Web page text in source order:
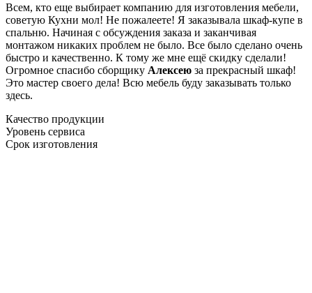
Всем, кто еще выбирает компанию для изготовления мебели,
советую Кухни мол! Не пожалеете! Я заказывала шкаф-купе в
спальню. Начиная с обсуждения заказа и заканчивая
монтажом никаких проблем не было. Все было сделано очень
быстро и качественно. К тому же мне ещё скидку сделали!
Огромное спасибо сборщику Алексею за прекрасный шкаф!
Это мастер своего дела! Всю мебель буду заказывать только
здесь.
Качество продукции
Уровень сервиса
Срок изготовления